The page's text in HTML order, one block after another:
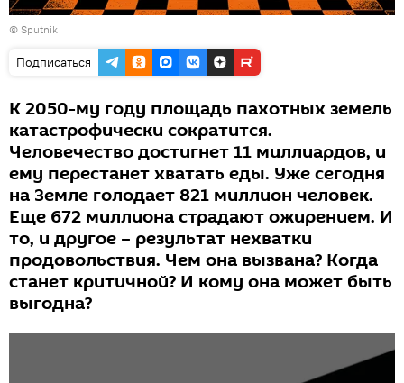
© Sputnik
Подписаться
К 2050-му году площадь пахотных земель
катастрофически сократится.
Человечество достигнет 11 миллиардов, и
ему перестанет хватать еды. Уже сегодня
на Земле голодает 821 миллион человек.
Еще 672 миллиона страдают ожирением. И
то, и другое – результат нехватки
продовольствия. Чем она вызвана? Когда
станет критичной? И кому она может быть
выгодна?